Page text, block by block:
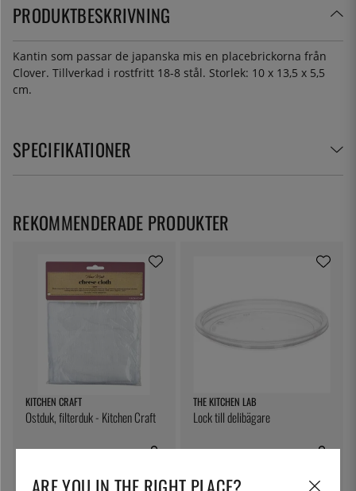
PRODUKTBESKRIVNING
Kantin som passar de japanska mis en placebrickorna från
Clover. Tillverkad i rostfritt 18-8 stål. Storlek: 10 x 13,5 x 5,5
cm.
SPECIFIKATIONER
KITCHEN CRAFT
Ostduk, filterduk - Kitchen Craft
79:-
THE KITCHEN LAB
Lock till delibägare
5:-
REKOMMENDERADE PRODUKTER